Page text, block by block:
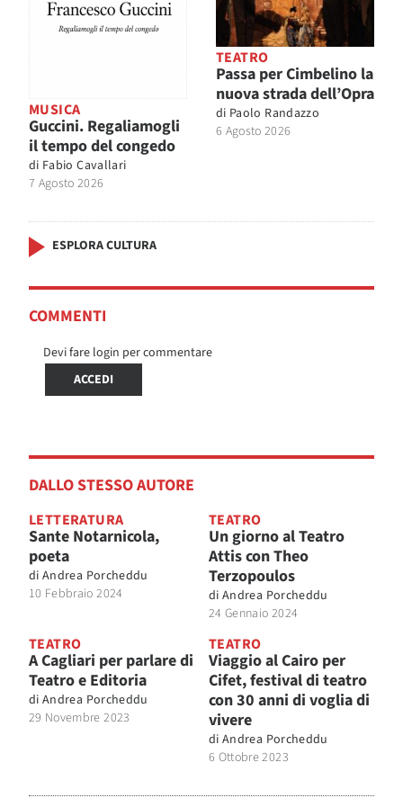
MUSICA
Guccini. Regaliamogli
il tempo del congedo
di Fabio Cavallari
7 Agosto 2026
TEATRO
Passa per Cimbelino la
nuova strada dell’Opra
di Paolo Randazzo
6 Agosto 2026
ESPLORA CULTURA
COMMENTI
Devi fare login per commentare
ACCEDI
DALLO STESSO AUTORE
LETTERATURA
Sante Notarnicola,
poeta
di Andrea Porcheddu
10 Febbraio 2024
TEATRO
Un giorno al Teatro
Attis con Theo
Terzopoulos
di Andrea Porcheddu
24 Gennaio 2024
TEATRO
A Cagliari per parlare di
Teatro e Editoria
di Andrea Porcheddu
29 Novembre 2023
TEATRO
Viaggio al Cairo per
Cifet, festival di teatro
con 30 anni di voglia di
vivere
di Andrea Porcheddu
6 Ottobre 2023